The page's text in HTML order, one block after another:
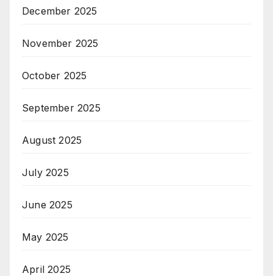
December 2025
November 2025
October 2025
September 2025
August 2025
July 2025
June 2025
May 2025
April 2025